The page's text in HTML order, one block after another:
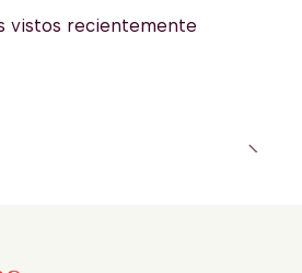
vistos recientemente